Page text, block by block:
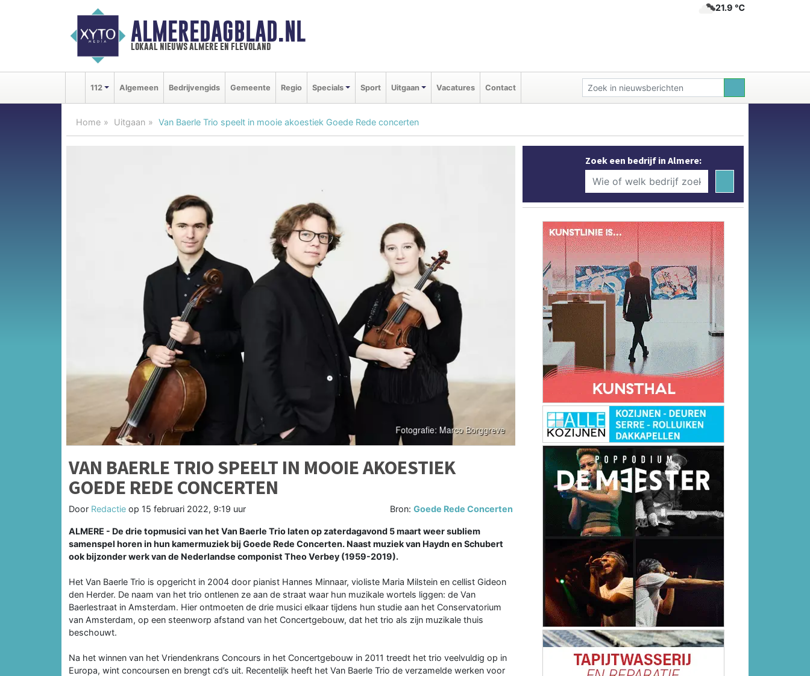
ALMEREDAGBLAD.NL
lokaal nieuws almere en flevoland
21.9 ℃
112 Algemeen Bedrijvengids Gemeente Regio Specials Sport Uitgaan Vacatures Contact
Home Uitgaan Van Baerle Trio speelt in mooie akoestiek Goede Rede concerten
VAN BAERLE TRIO SPEELT IN MOOIE AKOESTIEK
GOEDE REDE CONCERTEN
Door Redactie op 15 februari 2022, 9:19 uur Bron:Goede Rede Concerten
ALMERE - De drie topmusici van het Van Baerle Trio laten op zaterdagavond 5 maart weer subliem
samenspel horen in hun kamermuziek bij Goede Rede Concerten. Naast muziek van Haydn en Schubert
ook bijzonder werk van de Nederlandse componist Theo Verbey (1959-2019).
Het Van Baerle Trio is opgericht in 2004 door pianist Hannes Minnaar, violiste Maria Milstein en cellist Gideon
den Herder. De naam van het trio ontlenen ze aan de straat waar hun muzikale wortels liggen: de Van
Baerlestraat in Amsterdam. Hier ontmoeten de drie musici elkaar tijdens hun studie aan het Conservatorium
van Amsterdam, op een steenworp afstand van het Concertgebouw, dat het trio als zijn muzikale thuis
beschouwt.
Na het winnen van het Vriendenkrans Concours in het Concertgebouw in 2011 treedt het trio veelvuldig op in
Europa, wint concoursen en brengt cd’s uit. Recentelijk heeft het Van Baerle Trio de verzamelde werken voor
Zoek een bedrijf in Almere: